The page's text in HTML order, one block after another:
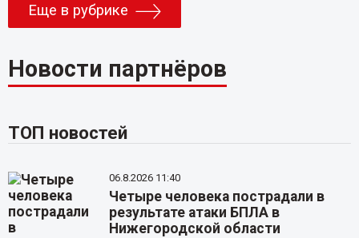
Еще в рубрике
Новости партнёров
ТОП новостей
06.8.2026 11:40
Четыре человека пострадали в
результате атаки БПЛА в
Нижегородской области